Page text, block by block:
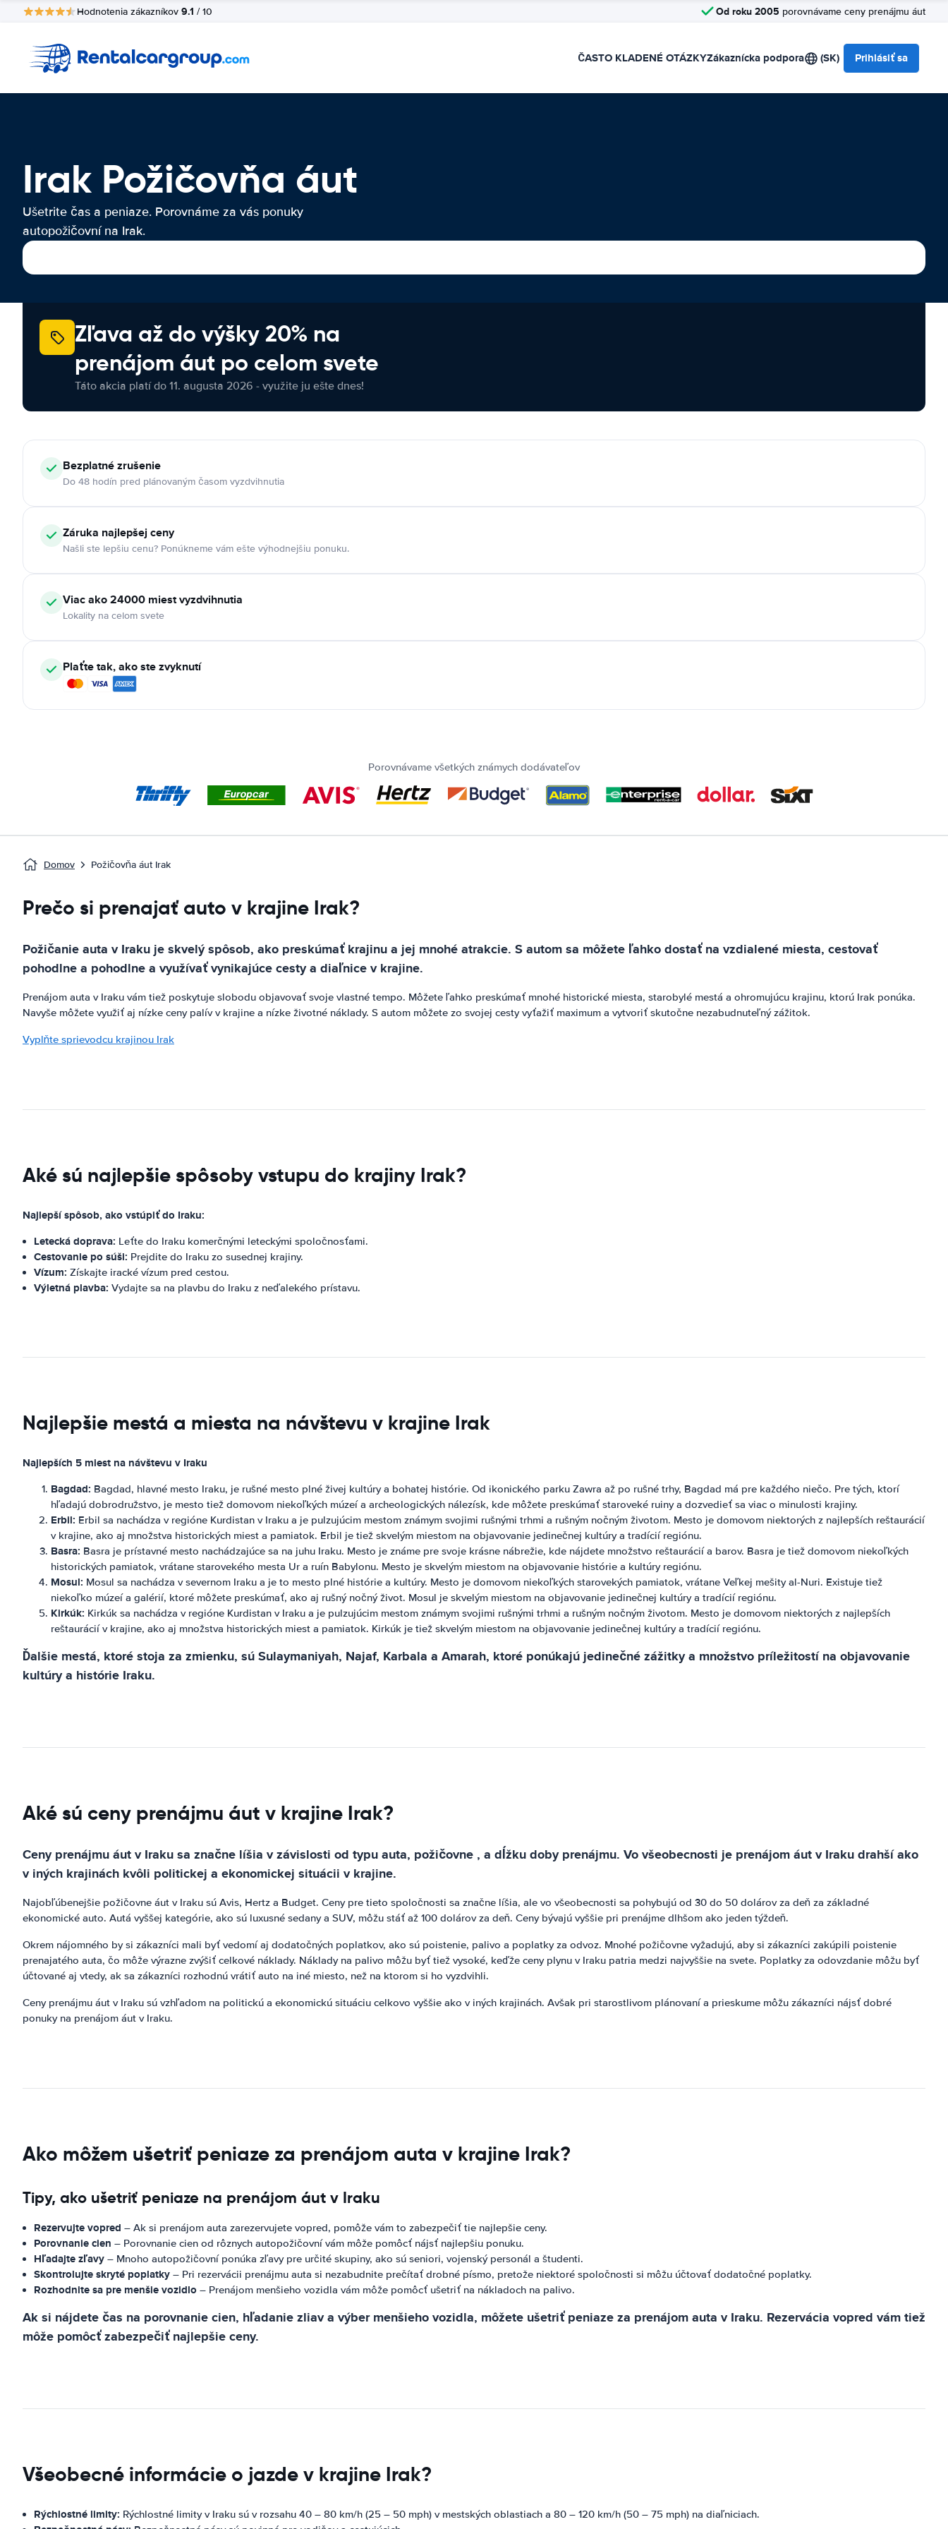
Hodnotenia zákazníkov 9.1 / 10 Od roku 2005 porovnávame ceny prenájmu áut
ČASTO KLADENÉ OTÁZKYZákaznícka podpora (SK) Prihlásiť sa
Irak Požičovňa áut
Ušetrite čas a peniaze. Porovnáme za vás ponuky
autopožičovní na Irak.
Zľava až do výšky 20% na
prenájom áut po celom svete
Táto akcia platí do 11. augusta 2026 - využite ju ešte dnes!
Bezplatné zrušenie
Do 48 hodín pred plánovaným časom vyzdvihnutia
Záruka najlepšej ceny
Našli ste lepšiu cenu? Ponúkneme vám ešte výhodnejšiu ponuku.
Viac ako 24000 miest vyzdvihnutia
Lokality na celom svete
Plaťte tak, ako ste zvyknutí
Porovnávame všetkých známych dodávateľov
Domov Požičovňa áut Irak
Prečo si prenajať auto v krajine Irak?
Požičanie auta v Iraku je skvelý spôsob, ako preskúmať krajinu a jej mnohé atrakcie. S autom sa môžete ľahko dostať na vzdialené miesta, cestovať
pohodlne a pohodlne a využívať vynikajúce cesty a diaľnice v krajine.
Prenájom auta v Iraku vám tiež poskytuje slobodu objavovať svoje vlastné tempo. Môžete ľahko preskúmať mnohé historické miesta, starobylé mestá a ohromujúcu krajinu, ktorú Irak ponúka.
Navyše môžete využiť aj nízke ceny palív v krajine a nízke životné náklady. S autom môžete zo svojej cesty vyťažiť maximum a vytvoriť skutočne nezabudnuteľný zážitok.
Vyplňte sprievodcu krajinou Irak
Aké sú najlepšie spôsoby vstupu do krajiny Irak?
Najlepší spôsob, ako vstúpiť do Iraku:
Letecká doprava: Leťte do Iraku komerčnými leteckými spoločnosťami.
Cestovanie po súši: Prejdite do Iraku zo susednej krajiny.
Vízum: Získajte iracké vízum pred cestou.
Výletná plavba: Vydajte sa na plavbu do Iraku z neďalekého prístavu.
Najlepšie mestá a miesta na návštevu v krajine Irak
Najlepších 5 miest na návštevu v Iraku
Bagdad: Bagdad, hlavné mesto Iraku, je rušné mesto plné živej kultúry a bohatej histórie. Od ikonického parku Zawra až po rušné trhy, Bagdad má pre každého niečo. Pre tých, ktorí
hľadajú dobrodružstvo, je mesto tiež domovom niekoľkých múzeí a archeologických nálezísk, kde môžete preskúmať staroveké ruiny a dozvedieť sa viac o minulosti krajiny.
Erbil: Erbil sa nachádza v regióne Kurdistan v Iraku a je pulzujúcim mestom známym svojimi rušnými trhmi a rušným nočným životom. Mesto je domovom niektorých z najlepších reštaurácií
v krajine, ako aj množstva historických miest a pamiatok. Erbil je tiež skvelým miestom na objavovanie jedinečnej kultúry a tradícií regiónu.
Basra: Basra je prístavné mesto nachádzajúce sa na juhu Iraku. Mesto je známe pre svoje krásne nábrežie, kde nájdete množstvo reštaurácií a barov. Basra je tiež domovom niekoľkých
historických pamiatok, vrátane starovekého mesta Ur a ruín Babylonu. Mesto je skvelým miestom na objavovanie histórie a kultúry regiónu.
Mosul: Mosul sa nachádza v severnom Iraku a je to mesto plné histórie a kultúry. Mesto je domovom niekoľkých starovekých pamiatok, vrátane Veľkej mešity al-Nuri. Existuje tiež
niekoľko múzeí a galérií, ktoré môžete preskúmať, ako aj rušný nočný život. Mosul je skvelým miestom na objavovanie jedinečnej kultúry a tradícií regiónu.
Kirkúk: Kirkúk sa nachádza v regióne Kurdistan v Iraku a je pulzujúcim mestom známym svojimi rušnými trhmi a rušným nočným životom. Mesto je domovom niektorých z najlepších
reštaurácií v krajine, ako aj množstva historických miest a pamiatok. Kirkúk je tiež skvelým miestom na objavovanie jedinečnej kultúry a tradícií regiónu.
Ďalšie mestá, ktoré stoja za zmienku, sú Sulaymaniyah, Najaf, Karbala a Amarah, ktoré ponúkajú jedinečné zážitky a množstvo príležitostí na objavovanie
kultúry a histórie Iraku.
Aké sú ceny prenájmu áut v krajine Irak?
Ceny prenájmu áut v Iraku sa značne líšia v závislosti od typu auta, požičovne , a dĺžku doby prenájmu. Vo všeobecnosti je prenájom áut v Iraku drahší ako
v iných krajinách kvôli politickej a ekonomickej situácii v krajine.
Najobľúbenejšie požičovne áut v Iraku sú Avis, Hertz a Budget. Ceny pre tieto spoločnosti sa značne líšia, ale vo všeobecnosti sa pohybujú od 30 do 50 dolárov za deň za základné
ekonomické auto. Autá vyššej kategórie, ako sú luxusné sedany a SUV, môžu stáť až 100 dolárov za deň. Ceny bývajú vyššie pri prenájme dlhšom ako jeden týždeň.
Okrem nájomného by si zákazníci mali byť vedomí aj dodatočných poplatkov, ako sú poistenie, palivo a poplatky za odvoz. Mnohé požičovne vyžadujú, aby si zákazníci zakúpili poistenie
prenajatého auta, čo môže výrazne zvýšiť celkové náklady. Náklady na palivo môžu byť tiež vysoké, keďže ceny plynu v Iraku patria medzi najvyššie na svete. Poplatky za odovzdanie môžu byť
účtované aj vtedy, ak sa zákazníci rozhodnú vrátiť auto na iné miesto, než na ktorom si ho vyzdvihli.
Ceny prenájmu áut v Iraku sú vzhľadom na politickú a ekonomickú situáciu celkovo vyššie ako v iných krajinách. Avšak pri starostlivom plánovaní a prieskume môžu zákazníci nájsť dobré
ponuky na prenájom áut v Iraku.
Ako môžem ušetriť peniaze za prenájom auta v krajine Irak?
Tipy, ako ušetriť peniaze na prenájom áut v Iraku
Rezervujte vopred – Ak si prenájom auta zarezervujete vopred, pomôže vám to zabezpečiť tie najlepšie ceny.
Porovnanie cien – Porovnanie cien od rôznych autopožičovní vám môže pomôcť nájsť najlepšiu ponuku.
Hľadajte zľavy – Mnoho autopožičovní ponúka zľavy pre určité skupiny, ako sú seniori, vojenský personál a študenti.
Skontrolujte skryté poplatky – Pri rezervácii prenájmu auta si nezabudnite prečítať drobné písmo, pretože niektoré spoločnosti si môžu účtovať dodatočné poplatky.
Rozhodnite sa pre menšie vozidlo – Prenájom menšieho vozidla vám môže pomôcť ušetriť na nákladoch na palivo.
Ak si nájdete čas na porovnanie cien, hľadanie zliav a výber menšieho vozidla, môžete ušetriť peniaze za prenájom auta v Iraku. Rezervácia vopred vám tiež
môže pomôcť zabezpečiť najlepšie ceny.
Všeobecné informácie o jazde v krajine Irak?
Rýchlostné limity: Rýchlostné limity v Iraku sú v rozsahu 40 – 80 km/h (25 – 50 mph) v mestských oblastiach a 80 – 120 km/h (50 – 75 mph) na diaľniciach.